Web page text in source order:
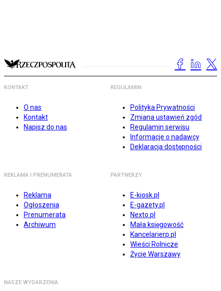
KONTAKT
O nas
Kontakt
Napisz do nas
REGULAMIN
Polityka Prywatności
Zmiana ustawień zgód
Regulamin serwisu
Informacje o nadawcy
Deklaracja dostępności
REKLAMA I PRENUMERATA
Reklama
Ogłoszenia
Prenumerata
Archiwum
PARTNERZY
E-kiosk.pl
E-gazety.pl
Nexto.pl
Mała księgowość
Kancelarierp.pl
Wieści Rolnicze
Życie Warszawy
NASZE WYDARZENIA